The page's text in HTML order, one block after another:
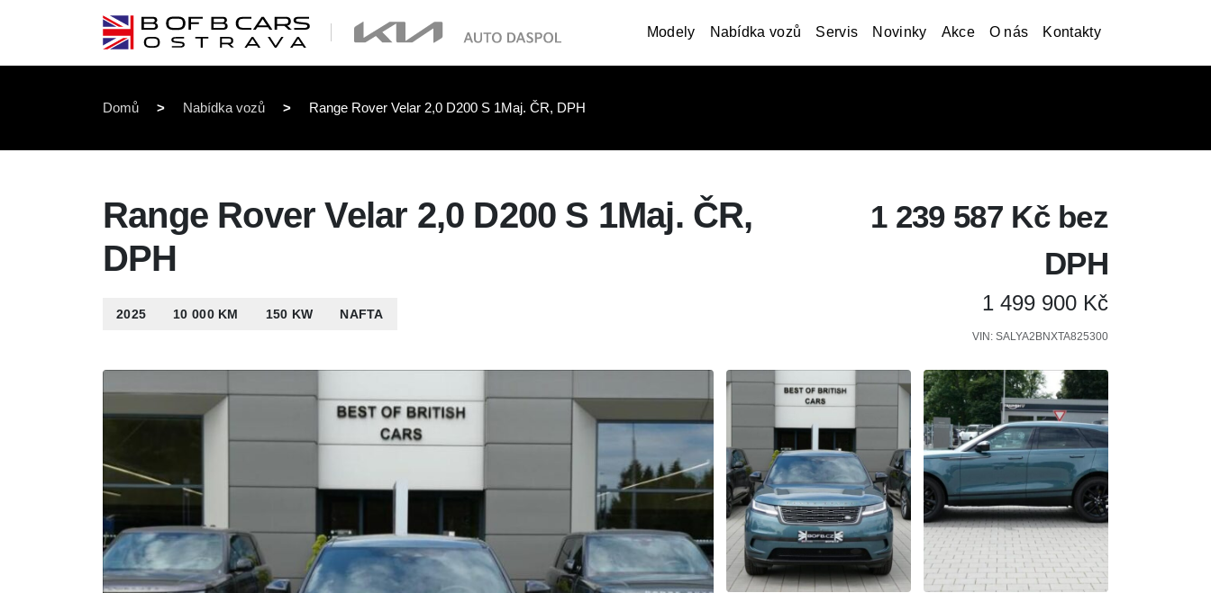
Modely Nabídka vozů Servis Novinky Akce O nás Kontakty
Domů > Nabídka vozů > Range Rover Velar 2,0 D200 S 1Maj. ČR, DPH
Range Rover Velar 2,0 D200 S 1Maj. ČR,
DPH
2025 10 000 KM 150 KW NAFTA
1 239 587 Kč bez
DPH
1 499 900 Kč
VIN: SALYA2BNXTA825300